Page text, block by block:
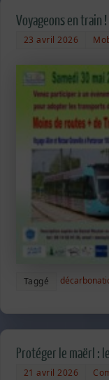
Voyageons en train
23 avril 2026
Taggé
Protéger le maërl :
21 avril 2026